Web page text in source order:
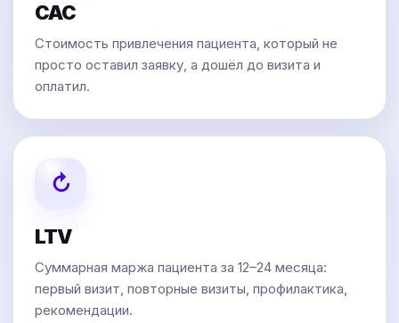
CAC
Стоимость привлечения пациента, который не
просто оставил заявку, а дошёл до визита и
оплатил.
↻
LTV
Суммарная маржа пациента за 12–24 месяца:
первый визит, повторные визиты, профилактика,
рекомендации.